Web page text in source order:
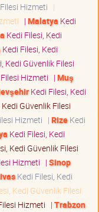
Hizmeti |
| Malatya Kedi
Kedi Filesi, Kedi
Kedi Filesi, Kedi
Kedi Güvenlik Filesi
Hizmeti | Muş
Kedi Filesi, Kedi
Güvenlik Filesi
Hizmeti | RizeKedi
Kedi Filesi, Kedi
Kedi Güvenlik Filesi
Hizmeti | Sinop
Kedi Filesi, Kedi
Kedi Güvenlik Filesi
Hizmeti | Trabzon